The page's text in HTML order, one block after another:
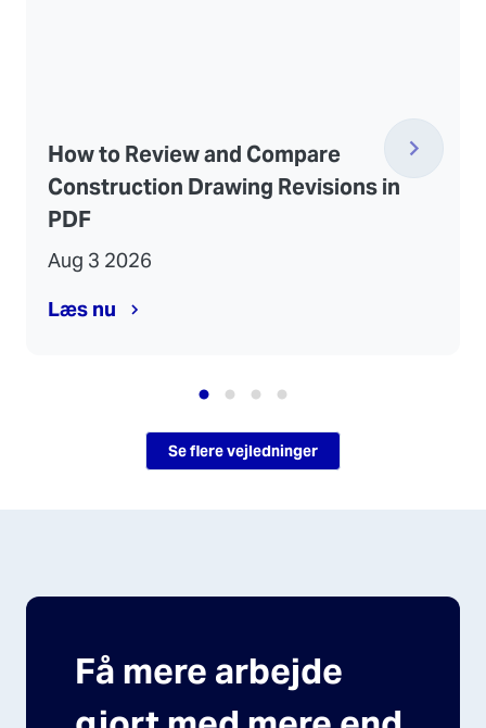
How to Review and Compare
Construction Drawing Revisions in
PDF
Aug 3 2026
Læs nu
Se flere vejledninger
Få mere arbejde